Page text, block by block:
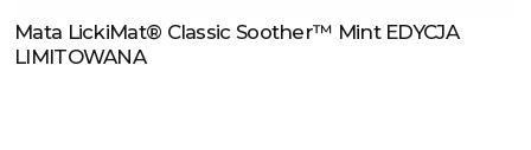
Zobacz produkt
Mata LickiMat® Classic Soother™ Mint EDYCJA
LIMITOWANA